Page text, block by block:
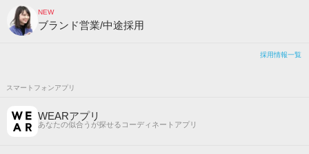
NEW
ブランド営業/中途採用
採用情報一覧
スマートフォンアプリ
WEARアプリ
あなたの似合うが探せるコーディネートアプリ